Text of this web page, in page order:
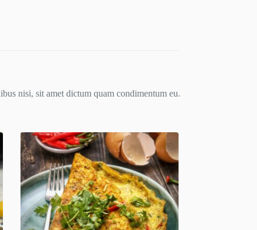
nisi, sit amet dictum quam condimentum eu.